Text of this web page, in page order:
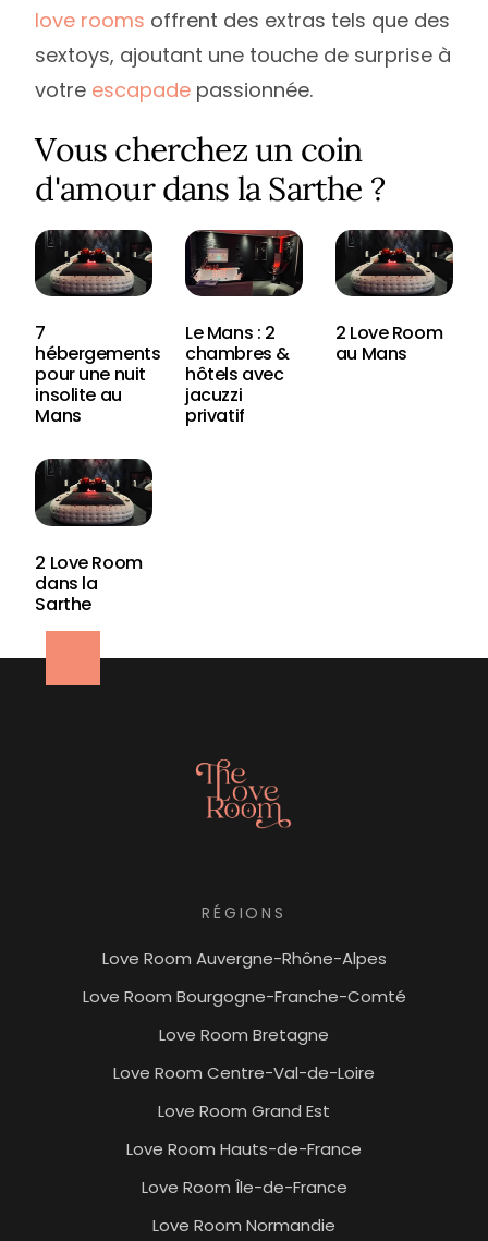
love rooms offrent des extras tels que des
sextoys, ajoutant une touche de surprise à
votre escapade passionnée.
Vous cherchez un coin
d'amour dans la Sarthe ?
7
hébergements
pour une nuit
insolite au
Mans
Le Mans : 2
chambres &
hôtels avec
jacuzzi
privatif
2 Love Room
au Mans
2 Love Room
dans la
Sarthe
RÉGIONS
Love Room Auvergne-Rhône-Alpes
Love Room Bourgogne-Franche-Comté
Love Room Bretagne
Love Room Centre-Val-de-Loire
Love Room Grand Est
Love Room Hauts-de-France
Love Room Île-de-France
Love Room Normandie